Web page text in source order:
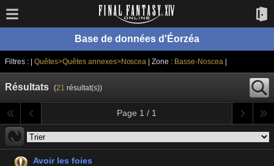
Base de données d'Éorzéa
Filtres : | Quêtes>Quêtes annexes>Noscea | Zone : Basse-Noscea
Résultats (21 résultat(s))
Page 1 / 1
Avoir les foies